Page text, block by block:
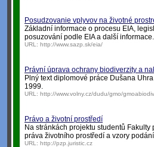
Posudzovanie vplyvov na životné
Základní informace o procesu EIA,
posuzování podle EIA a další
URL: http://www.sazp.sk/eia/
Právní úprava ochrany biodiverzity a
Plný text diplomové práce Dušana
1999.
URL: http://www.volny.cz/dudu/gmo/
Právo a životní prostředí
Na stránkách projektu studentů
práva životního prostředí a vzory
URL: http://pzp.juristic.cz